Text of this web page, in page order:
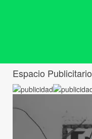
Espacio Publicitario